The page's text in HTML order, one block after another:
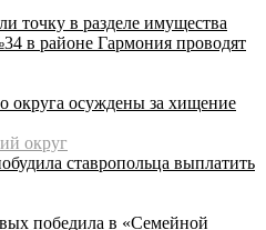
точку в разделе имущества
в районе Гармония проводят
округа осуждены за хищение
округ
ставропольца выплатить
победила в «Семейной